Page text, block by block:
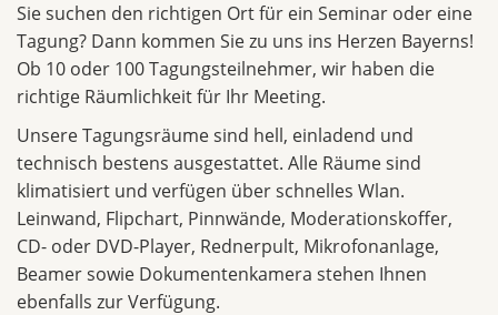
Sie suchen den richtigen Ort für ein Seminar oder eine
Tagung? Dann kommen Sie zu uns ins Herzen Bayerns!
Ob 10 oder 100 Tagungsteilnehmer, wir haben die
richtige Räumlichkeit für Ihr Meeting.
Unsere Tagungsräume sind hell, einladend und
technisch bestens ausgestattet. Alle Räume sind
klimatisiert und verfügen über schnelles Wlan.
Leinwand, Flipchart, Pinnwände, Moderationskoffer,
CD- oder DVD-Player, Rednerpult, Mikrofonanlage,
Beamer sowie Dokumentenkamera stehen Ihnen
ebenfalls zur Verfügung.